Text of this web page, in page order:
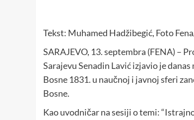
Tekst: Muhamed Hadžibegić, Foto
SARAJEVO, 13. septembra (FENA) –
Sarajevu Senadin Lavić izjavio je
Bosne 1831. u naučnoj i javnoj sferi
Bosne.
Kao uvodničar na sesiji o temi: